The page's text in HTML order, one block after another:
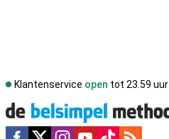
Klantenservice open tot 23.59 uur
Social media